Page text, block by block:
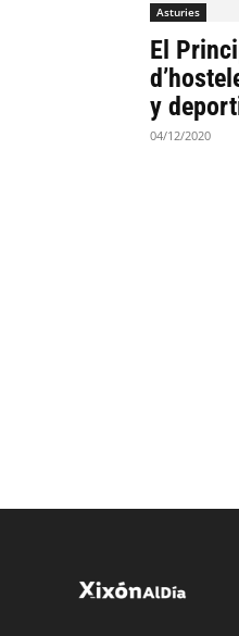
Asturies
El
y
04/12/2020